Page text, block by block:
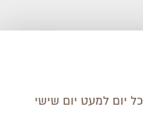
המסעדה פתוחה 23:00 – 5:00 כל יום למעט יום שישי